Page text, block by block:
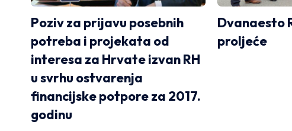
Poziv za prijavu posebnih
potreba i projekata od
interesa za Hrvate izvan RH
u svrhu ostvarenja
financijske potpore za 2017.
godinu
Dvanaesto
proljeće